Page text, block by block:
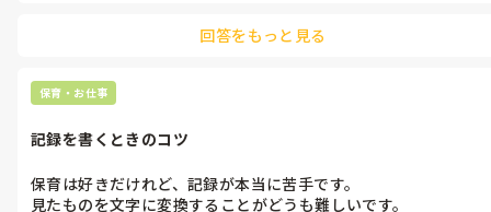
自分で決めたから、だけじゃなく、選択肢を提示することも必要で
あなたはこうしたいのね、だがしかし、こういう理由でこういうの
もあるんだよ。って。
いつもいつも子どもの言うことを全部聞き入れることだけが、保育
みたいに話したら、どうですかね？
あとは、生活リズムの話も。
がダメで訳がわかりません。
尋ねたり新しい保育園を理解しようとしまいましたが、どうにも
地雷を踏み怒られまくりでした。
退職以外で出来ることはなかったのかと未だに考えてしまいま
回答をもっと見る
保育・お仕事
記録を書くときのコツ
保育は好きだけれど、記録が本当に苦手です。
見たものを文字に変換することがどうも難しいです。